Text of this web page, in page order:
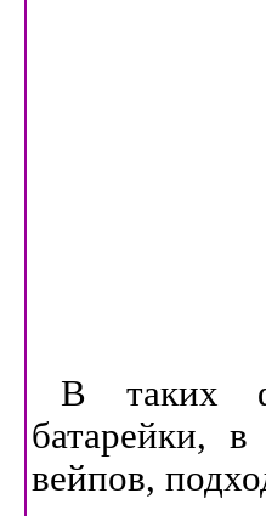
В таких
батарейки,
вейпов,